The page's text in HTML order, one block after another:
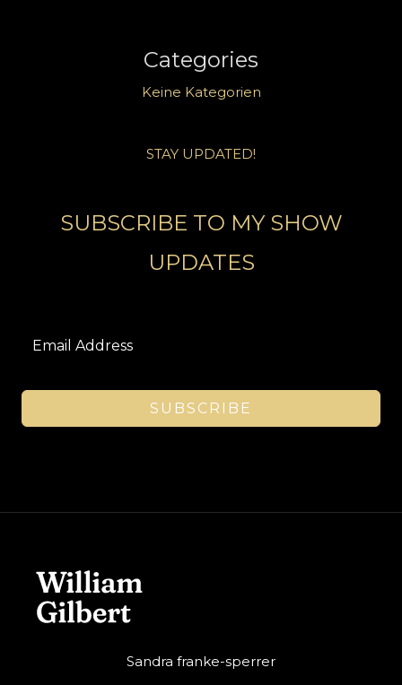
Categories
Keine Kategorien
STAY UPDATED!
SUBSCRIBE TO MY SHOW
UPDATES
SUBSCRIBE
Sandra franke-sperrer